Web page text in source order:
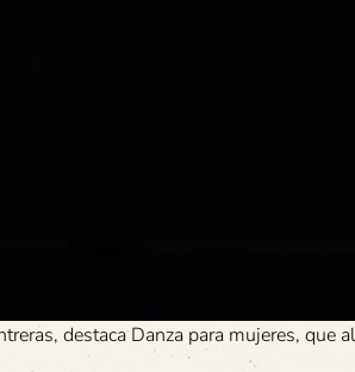
destaca Danza para mujeres,